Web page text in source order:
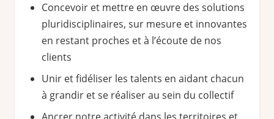
Concevoir et mettre en œuvre des solutions
pluridisciplinaires, sur mesure et innovantes
en restant proches et à l’écoute de nos
clients
Unir et fidéliser les talents en aidant chacun
à grandir et se réaliser au sein du collectif